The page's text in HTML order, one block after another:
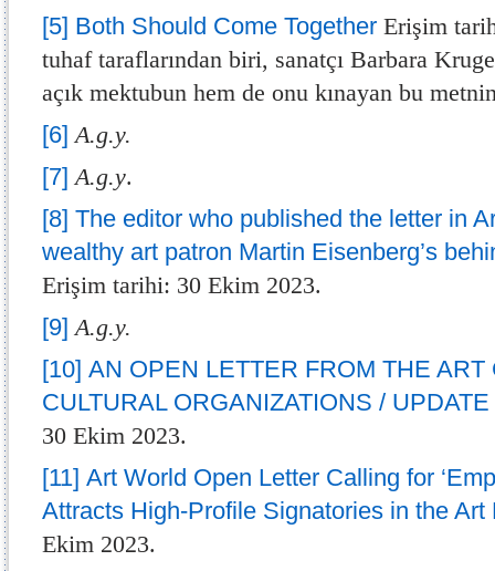
[5] Both Should Come Together Erişim
tuhaf taraflarından biri, sanatçı Barbara
açık mektubun hem de onu kınayan bu
[6] A.g.y.
[7] A.g.y.
[8] The editor who published the letter in
wealthy art patron Martin Eisenberg’s
Erişim tarihi: 30 Ekim 2023.
[9] A.g.y.
[10] AN OPEN LETTER FROM THE ART
CULTURAL ORGANIZATIONS /
30 Ekim 2023.
[11] Art World Open Letter Calling for
Attracts High-Profile Signatories in the Art
Ekim 2023.